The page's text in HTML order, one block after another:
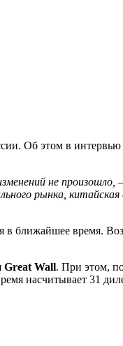
Об этом в интервью
не произошло,
рынка,
в ближайшее время.
Great Wall. При этом,
насчитывает 31